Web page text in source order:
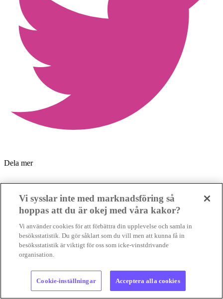
Dela mer
Vi sysslar inte med marknadsföring så
hoppas att du är okej med våra kakor?
Vi använder cookies för att förbättra din upplevelse och samla in
besöksstatistik. Du gör såklart som du vill men att kunna få in
besöksstatistik är viktigt för oss som icke-vinstdrivande
organisation.
Cookie-inställningar Acceptera alla cookies